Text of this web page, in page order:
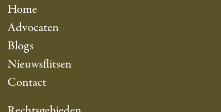
Home
Advocaten
Blogs
Nieuwsflitsen
Contact